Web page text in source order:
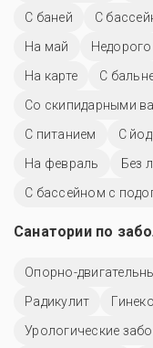
С баней С
На май
Недорого
На карте
С
Со скипидарными
С питанием
С
На февраль
Без
С бассейном с
Санатории по
Опорно-
Радикулит
Урологические